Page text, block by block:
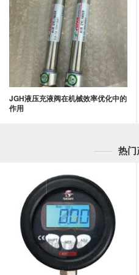
JGH液压充液阀在机械效率优化中的
作用
热